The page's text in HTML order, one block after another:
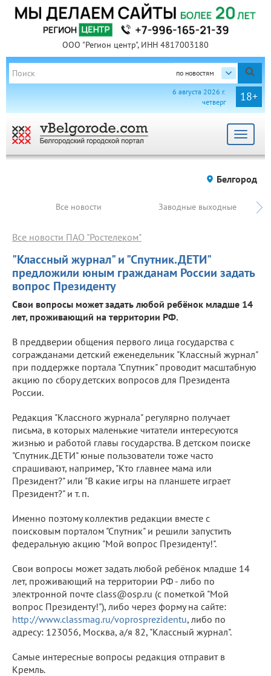
ООО "Регион центр", ИНН 4817003180
по новостям
18+
6 августа 2026 г.
четверг
Toggle
Белгород
Все новости Заводные выходные
"Классный журнал" и "Спутник.ДЕТИ"
предложили юным гражданам России задать
вопрос Президенту
Все новости ПАО "Ростелеком"
Свои вопросы может задать любой ребёнок младше 14
лет, проживающий на территории РФ.
В преддверии общения первого лица государства с
согражданами детский еженедельник "Классный журнал"
при поддержке портала "Спутник" проводит масштабную
акцию по сбору детских вопросов для Президента
России.
Редакция "Классного журнала" регулярно получает
письма, в которых маленькие читатели интересуются
жизнью и работой главы государства. В детском поиске
"Спутник.ДЕТИ" юные пользователи тоже часто
спрашивают, например, "Кто главнее мама или
Президент?" или "В какие игры на планшете играет
Президент?" и т. п.
Именно поэтому коллектив редакции вместе с
поисковым порталом "Спутник" и решили запустить
федеральную акцию "Мой вопрос Президенту!".
Свои вопросы может задать любой ребёнок младше 14
лет, проживающий на территории РФ - либо по
электронной почте class@osp.ru (с пометкой "Мой
вопрос Президенту!"), либо через форму на сайте:
http://www.classmag.ru/voprosprezidentu, либо по
адресу: 123056, Москва, а/я 82, "Классный журнал".
Самые интересные вопросы редакция отправит в
Кремль.